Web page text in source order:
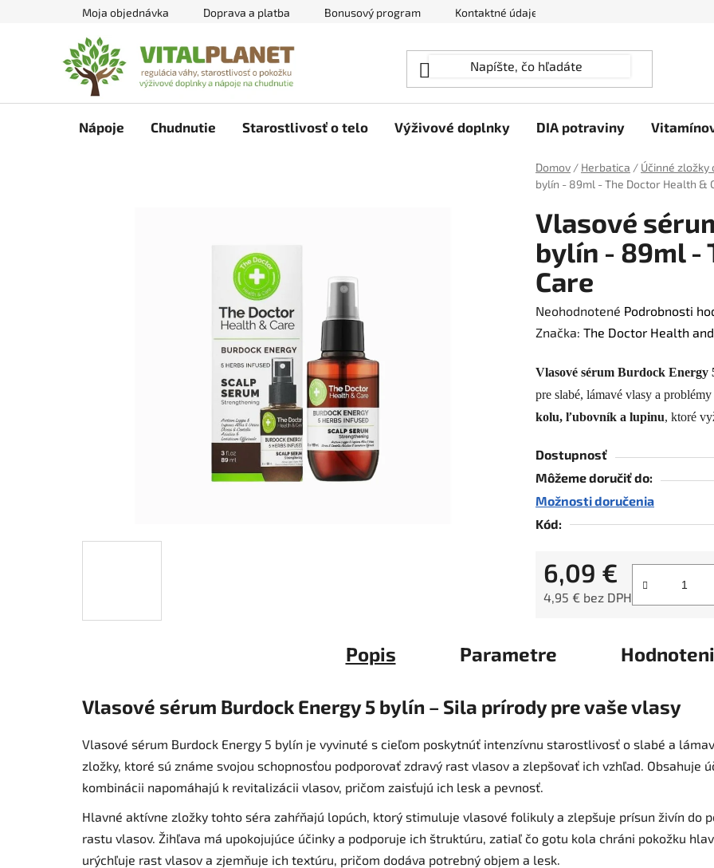
Moja objednávka Doprava a platba Bonusový program Kontaktné údaje
Nápoje Chudnutie Starostlivosť o telo Výživové doplnky DIA potraviny
Domov / Herbatica / Účinné zložky
bylín - 89ml - The Doctor Health &
Vlasové
bylín - 89ml -
Care
Priemerné
hodnotenie
je
0,0
z
hviezdičiek.
Neohodnotené Podrobnosti
Značka: The Doctor Health
Vlasové sérum Burdock Energy
pre slabé, lámavé vlasy a
kolu, ľubovník a lupinu, ktoré
Dostupnosť
Môžeme doručiť do:
Možnosti doručenia
Kód:
6,09 €
4,95 € bez DPH
Popis Parametre
Vlasové sérum Burdock Energy 5 bylín – Sila prírody pre vaše vlasy
Vlasové sérum Burdock Energy 5 bylín je vyvinuté s cieľom poskytnúť intenzívnu starostlivosť o slabé a
zložky, ktoré sú známe svojou schopnosťou podporovať zdravý rast vlasov a zlepšovať ich vzhľad. Obsahuje
kombinácii napomáhajú k revitalizácii vlasov, pričom zaisťujú ich lesk a pevnosť.
Hlavné aktívne zložky tohto séra zahŕňajú lopúch, ktorý stimuluje vlasové folikuly a zlepšuje prísun živín do
rastu vlasov. Žihľava má upokojujúce účinky a podporuje ich štruktúru, zatiaľ čo gotu kola chráni pokožku
urýchľuje rast vlasov a zjemňuje ich textúru, pričom dodáva potrebný objem a lesk.